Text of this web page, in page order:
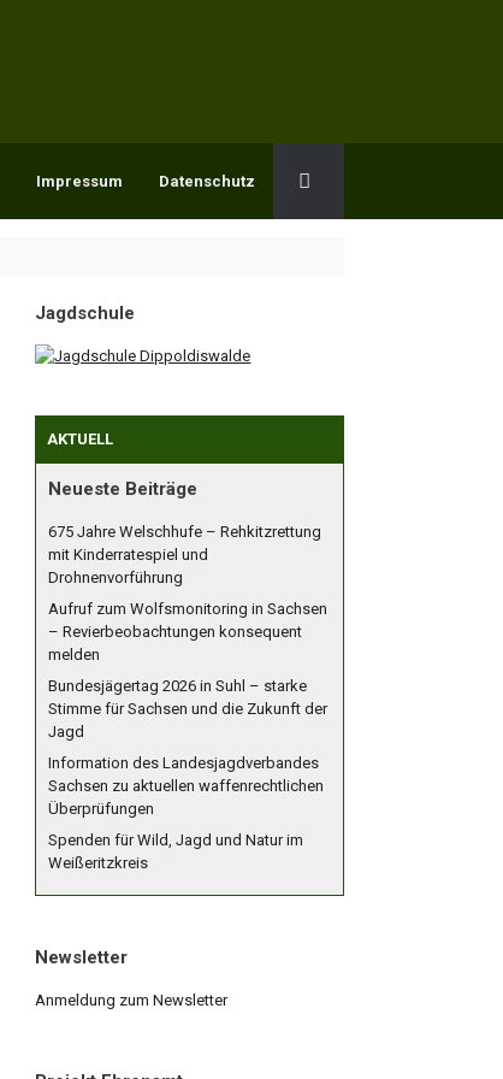
Impressum Datenschutz
Jagdschule
AKTUELL
Neueste Beiträge
675 Jahre Welschhufe – Rehkitzrettung
mit Kinderratespiel und
Drohnenvorführung
Aufruf zum Wolfsmonitoring in Sachsen
– Revierbeobachtungen konsequent
melden
Bundesjägertag 2026 in Suhl – starke
Stimme für Sachsen und die Zukunft der
Jagd
Information des Landesjagdverbandes
Sachsen zu aktuellen waffenrechtlichen
Überprüfungen
Spenden für Wild, Jagd und Natur im
Weißeritzkreis
Newsletter
Anmeldung zum Newsletter